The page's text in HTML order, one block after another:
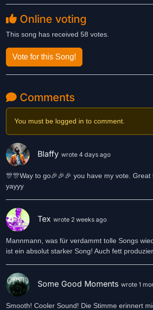
Online voting
This song has received 58 votes.
Vote for this Song!
Comments
You must be logged in to comment.
Blaffy wrote 4 days ago
🎊🎊Way to go🎉🎉🎉 you have my vote.
yayyy
Tex wrote 2 weeks ago
Mannmann, was für verdammt tolle Songs
ist ein absolut starker Song! Auch fett
Some Good Moments wrote 1
Smooth! Cooler Sound! Die Stimme erinnert